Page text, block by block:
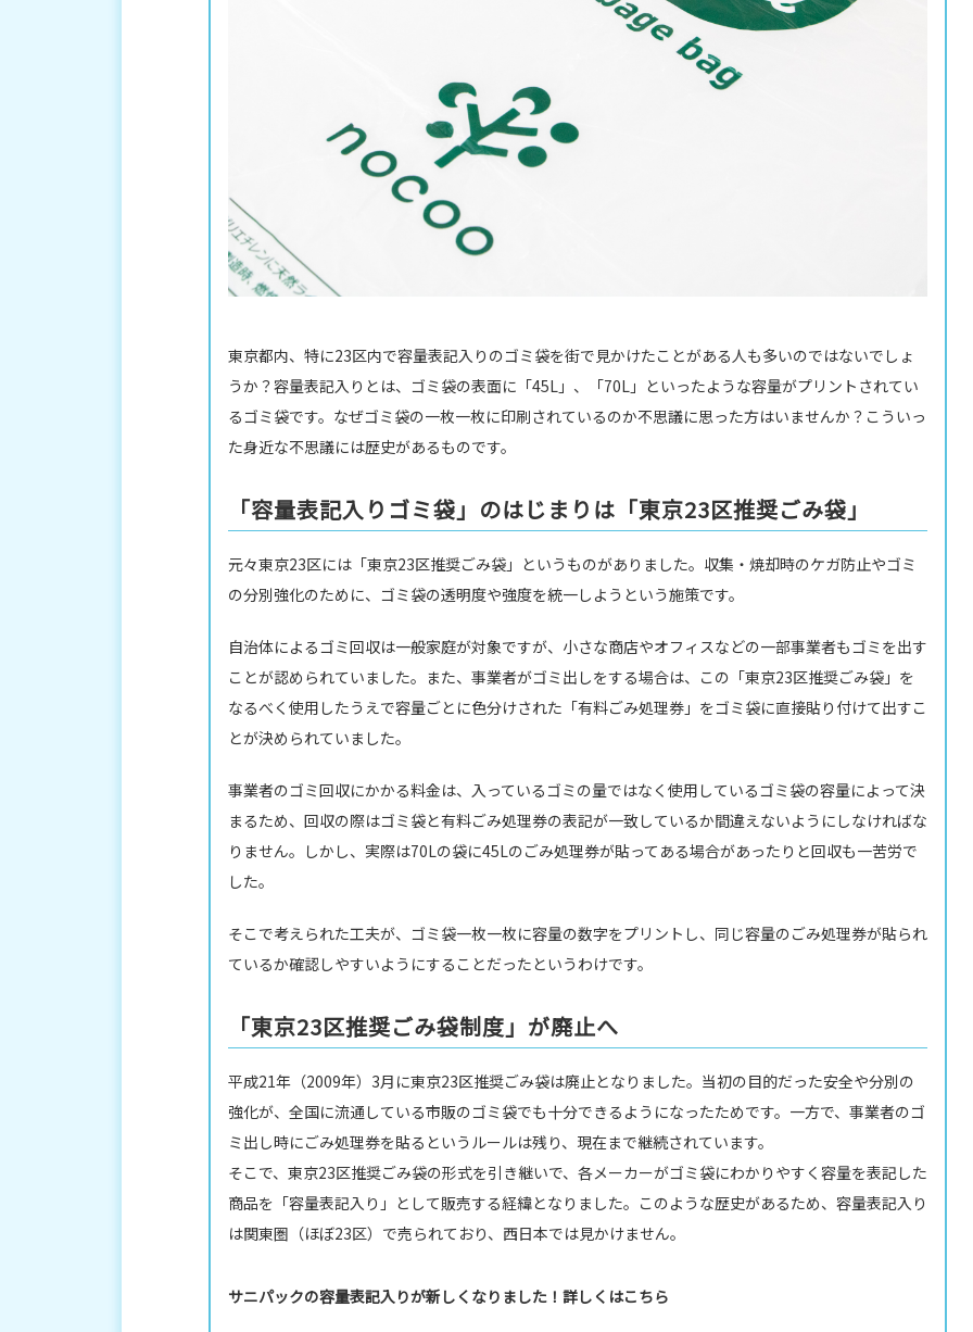
東京都内、特に23区内で容量表記入りのゴミ袋を街で見かけたことがある人も多いのではないでしょ
うか？容量表記入りとは、ゴミ袋の表面に「45L」、「70L」といったような容量がプリントされてい
るゴミ袋です。なぜゴミ袋の一枚一枚に印刷されているのか不思議に思った方はいませんか？こういっ
た身近な不思議には歴史があるものです。
「容量表記入りゴミ袋」のはじまりは「東京23区推奨ごみ袋」
元々東京23区には「東京23区推奨ごみ袋」というものがありました。収集・焼却時のケガ防止やゴミ
の分別強化のために、ゴミ袋の透明度や強度を統一しようという施策です。
自治体によるゴミ回収は一般家庭が対象ですが、小さな商店やオフィスなどの一部事業者もゴミを出す
ことが認められていました。また、事業者がゴミ出しをする場合は、この「東京23区推奨ごみ袋」を
なるべく使用したうえで容量ごとに色分けされた「有料ごみ処理券」をゴミ袋に直接貼り付けて出すこ
とが決められていました。
事業者のゴミ回収にかかる料金は、入っているゴミの量ではなく使用しているゴミ袋の容量によって決
まるため、回収の際はゴミ袋と有料ごみ処理券の表記が一致しているか間違えないようにしなければな
りません。しかし、実際は70Lの袋に45Lのごみ処理券が貼ってある場合があったりと回収も一苦労で
した。
そこで考えられた工夫が、ゴミ袋一枚一枚に容量の数字をプリントし、同じ容量のごみ処理券が貼られ
ているか確認しやすいようにすることだったというわけです。
「東京23区推奨ごみ袋制度」が廃止へ
平成21年（2009年）3月に東京23区推奨ごみ袋は廃止となりました。当初の目的だった安全や分別の
強化が、全国に流通している市販のゴミ袋でも十分できるようになったためです。一方で、事業者のゴ
ミ出し時にごみ処理券を貼るというルールは残り、現在まで継続されています。
そこで、東京23区推奨ごみ袋の形式を引き継いで、各メーカーがゴミ袋にわかりやすく容量を表記した
商品を「容量表記入り」として販売する経緯となりました。このような歴史があるため、容量表記入り
は関東圏（ほぼ23区）で売られており、西日本では見かけません。
サニパックの容量表記入りが新しくなりました！詳しくはこちら